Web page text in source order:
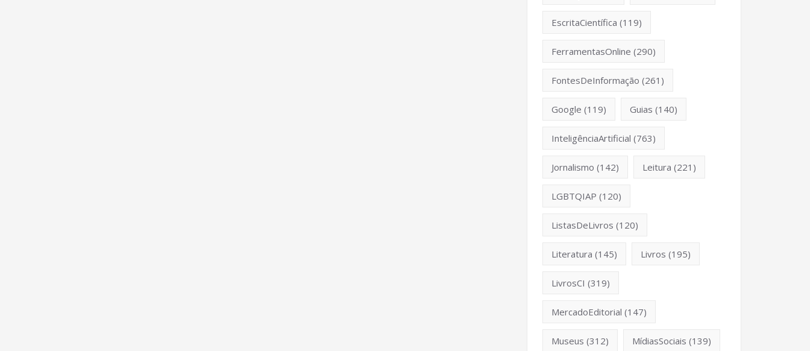
EscritaCientífica (119)
FerramentasOnline (290)
FontesDeInformação (261)
Google (119) Guias (140)
InteligênciaArtificial (763)
Jornalismo (142) Leitura (221)
LGBTQIAP (120)
ListasDeLivros (120)
Literatura (145) Livros (195)
LivrosCI (319)
MercadoEditorial (147)
Museus (312) MídiasSociais (139)